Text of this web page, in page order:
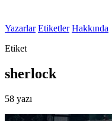
Yazarlar Etiketler Hakkında
Etiket
sherlock
58 yazı